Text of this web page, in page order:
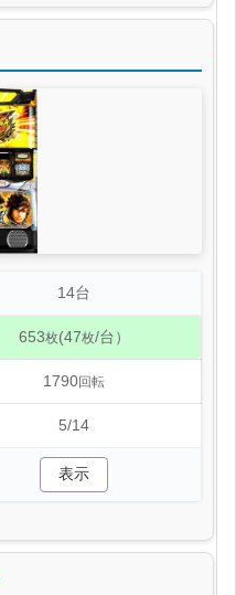
14台
653枚(47枚/台）
1790回転
5/14
表示